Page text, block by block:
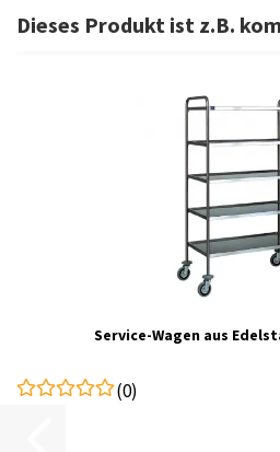
Dieses Produkt ist z.B.
Service-Wagen aus
(0)